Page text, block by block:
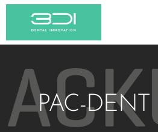
PAC-